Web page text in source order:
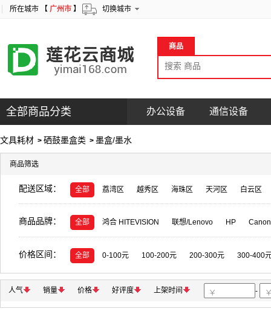
所在城市 【 广州市 】 切换城市
商品
全部商品分类 办公设备 通信设备
文具耗材 > 硒鼓墨盒类 > 墨盒/墨水
商品筛选
配送区域： 全部 荔湾区 越秀区 海珠区 天河区 白云区
商品品牌： 全部 鸿合 HITEVISION 联想/Lenovo HP
Canon
莱盛光标
天威 安兴纸业 真彩 格之格/G&G
天敏
Intel 杂牌 希捷 DOUBLE A 广博
熙
欣格
绘威 南天 东芝/TOSHIBA ZAP
鑫佰森
尖兵
耐力 国产 欣彩/Anycolor
价格区间： 全部 0-100元 100-200元 200-300元 300-400
人气 销量 价格 好评度 上架时间 -